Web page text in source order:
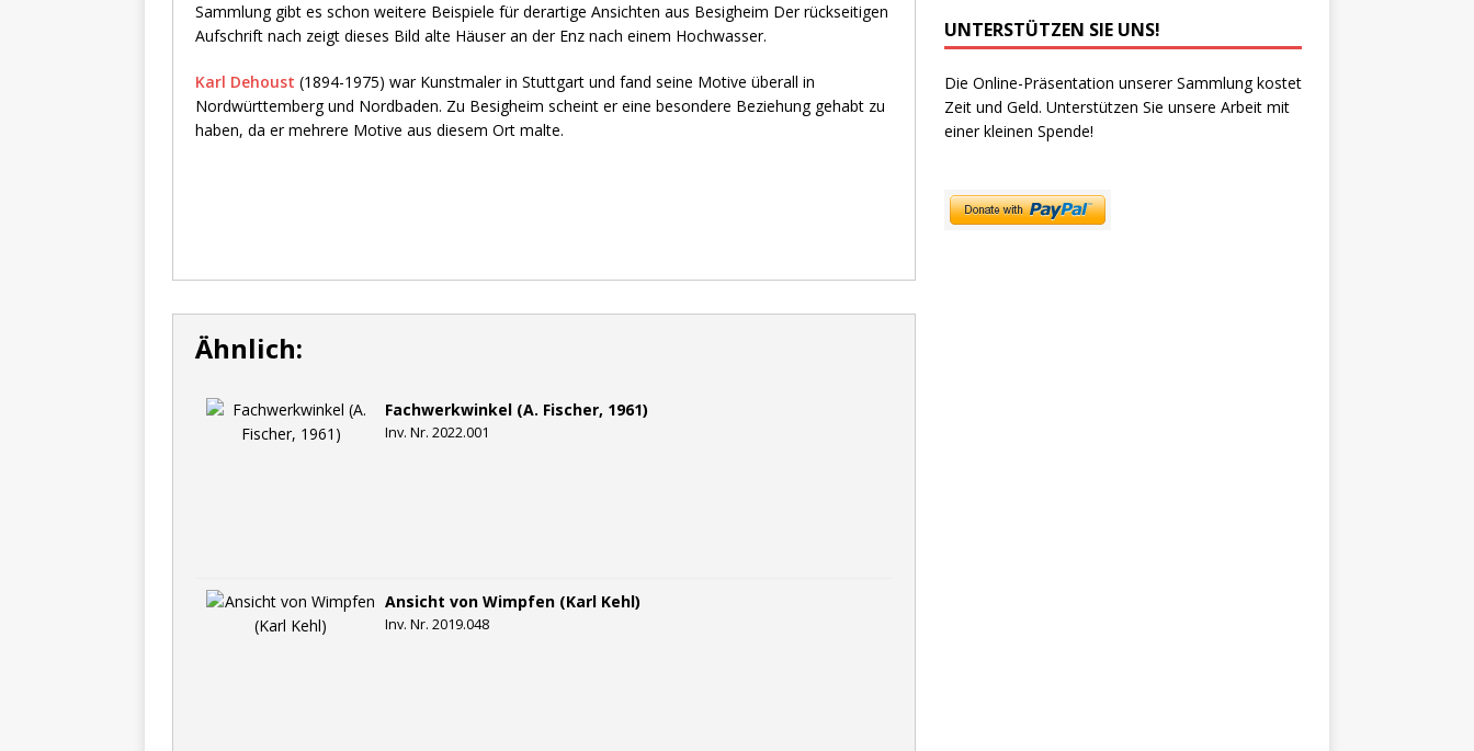
Sammlung gibt es schon weitere Beispiele für derartige Ansichten aus Besigheim Der rückseitigen
Aufschrift nach zeigt dieses Bild alte Häuser an der Enz nach einem Hochwasser.
Karl Dehoust (1894-1975) war Kunstmaler in Stuttgart und fand seine Motive überall in
Nordwürttemberg und Nordbaden. Zu Besigheim scheint er eine besondere Beziehung gehabt zu
haben, da er mehrere Motive aus diesem Ort malte.
Ähnlich:
Fachwerkwinkel (A. Fischer, 1961)
Inv. Nr. 2022.001
Ansicht von Wimpfen (Karl Kehl)
Inv. Nr. 2019.048
UNTERSTÜTZEN SIE UNS!
Die Online-Präsentation unserer Sammlung kostet
Zeit und Geld. Unterstützen Sie unsere Arbeit mit
einer kleinen Spende!